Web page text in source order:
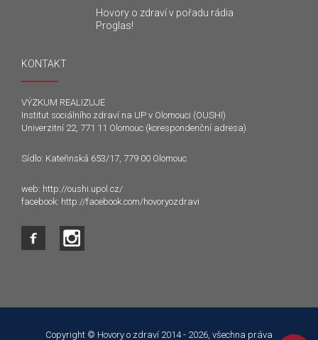
Hovory o zdraví v pořadu rádia
Proglas!
KONTAKT
VÝZKUM REALIZUJE
Institut sociálního zdraví na UP v Olomouci (OUSHI)
Univerzitní 22, 771 11 Olomouc (korespondenční adresa)
Sídlo: Kateřinská 653/17, 779 00 Olomouc
web: http://oushi.upol.cz/
facebook: http://facebook.com/hovoryozdravi
Copyright © Hovory o zdraví 2014 - 2026, všechna práva
souhlasíte.